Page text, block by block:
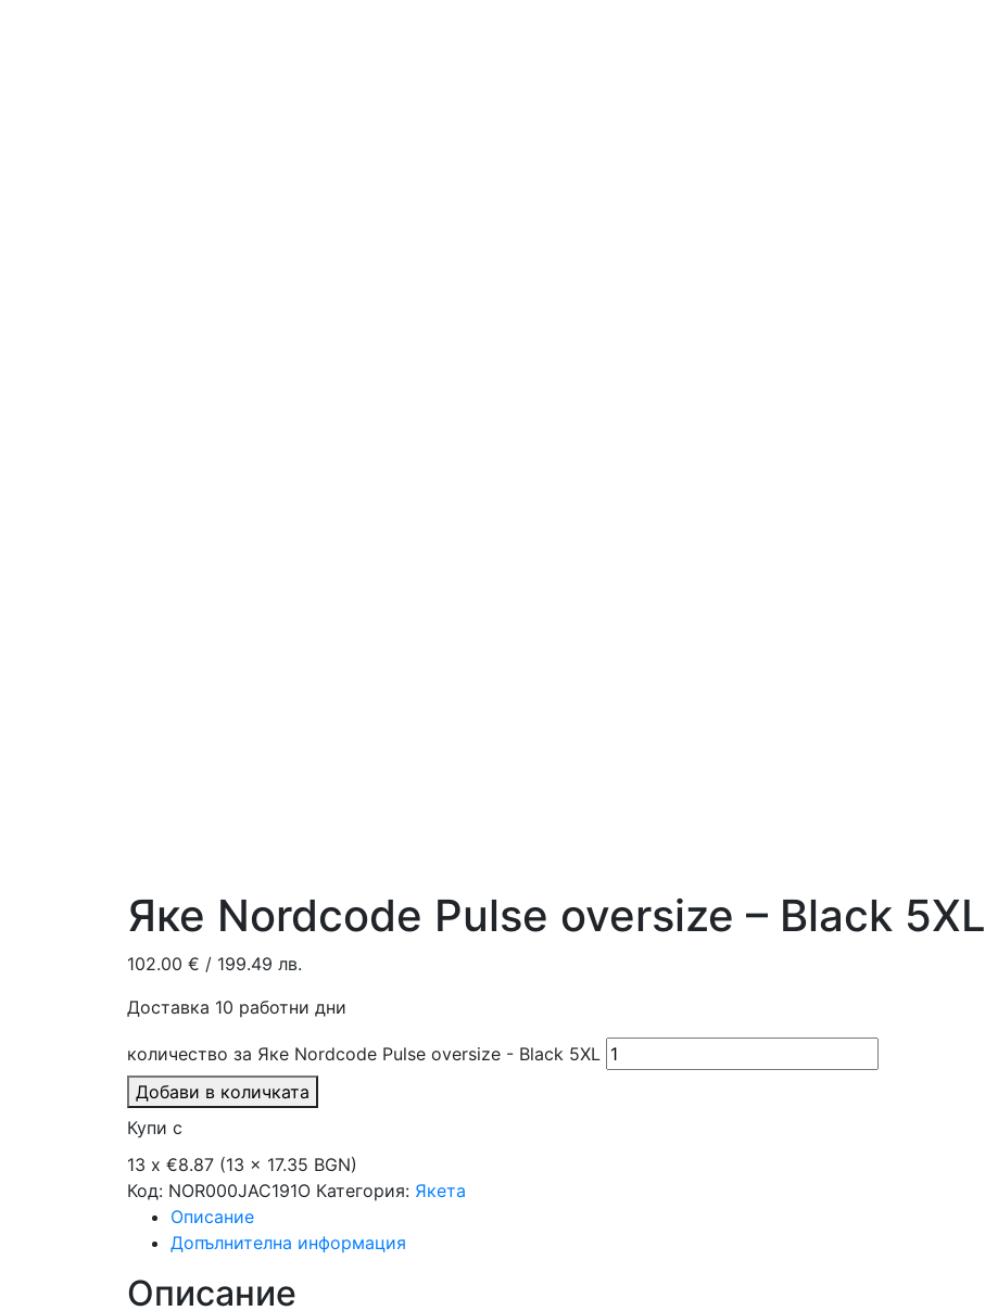
Яке Nordcode Pulse oversize – Black 5XL
102.00 € / 199.49 лв.
Доставка 10 работни дни
количество за Яке Nordcode Pulse oversize - Black 5XL
Добави в количката
Купи с
13 x €8.87 (13 x 17.35 BGN)
Код: NOR000JAC191O Категория: Якета
Описание
Допълнителна информация
Описание